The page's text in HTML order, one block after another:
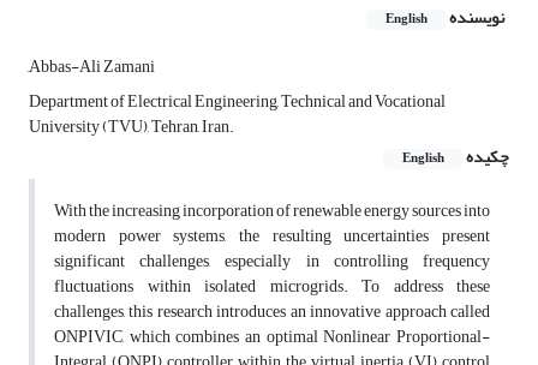
نویسنده English
َAbbas-Ali Zamani
Department of Electrical Engineering, Technical and Vocational
University (TVU), Tehran, Iran.
چکیده
English
With the increasing incorporation of renewable energy sources into
modern power systems, the resulting uncertainties present
significant challenges, especially in controlling frequency
fluctuations within isolated microgrids. To address these
challenges, this research introduces an innovative approach called
ONPIVIC, which combines an optimal Nonlinear Proportional-